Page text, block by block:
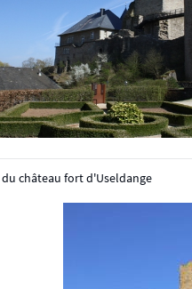
du château fort d'Useldange